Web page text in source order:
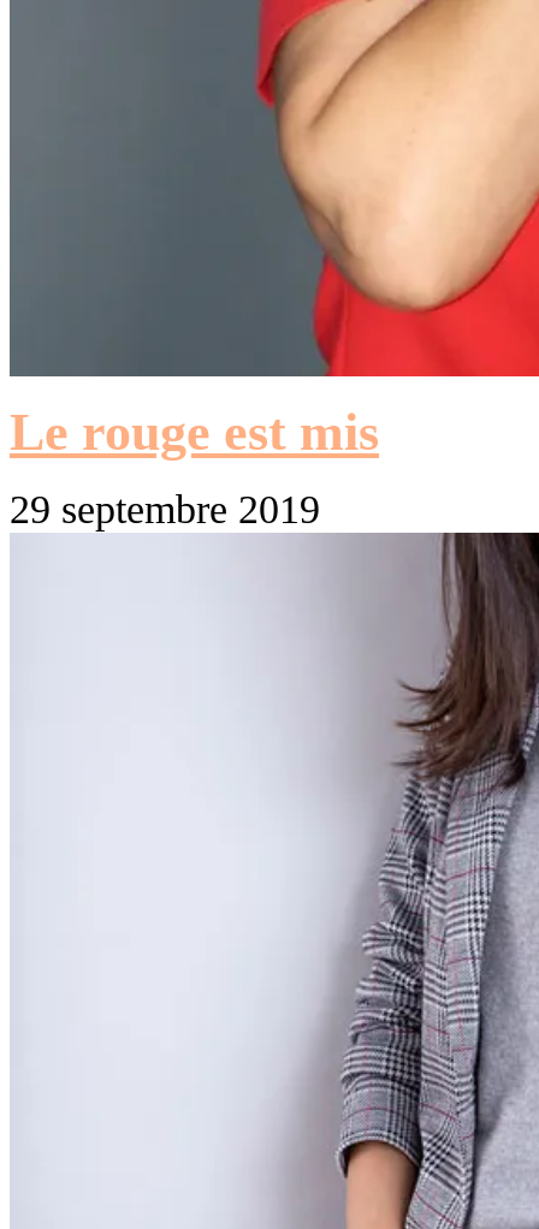
Le rouge est mis
29 septembre 2019